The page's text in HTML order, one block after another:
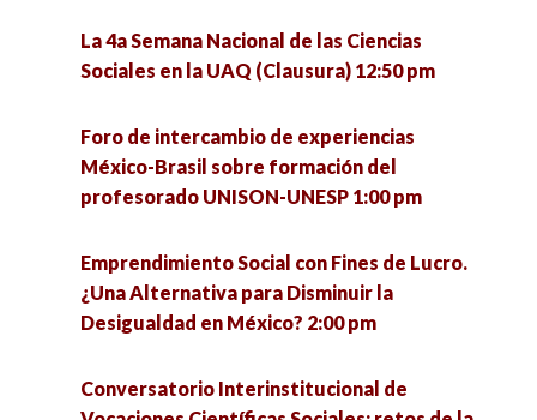
Conversatorio en torno a las experiencias de
defensa de la vida de la Comunidad Ecológica
Análisis de la implementación del acuerdo del
tercer país seguro en Guatemala 5:00 pm
La resiliencia como eje para enfrentar el futuro
desde las personas mayores (1) 5:00 pm
Metodología cualitativa, grupo de trabajo
colaborativo para la mejora de la gestión e
La media naranja: el mito del amor como
completud 4:00 pm
Migración en tiempos del COVID-19 4:00 pm
Un acercamiento básico a la perspectiva de
común? 4:00 pm
La 4a Semana Nacional de las Ciencias
Sociales en la UAQ (Clausura) 12:50 pm
Foro de intercambio de experiencias
México-Brasil sobre formación del
profesorado UNISON-UNESP 1:00 pm
Emprendimiento Social con Fines de Lucro.
¿Una Alternativa para Disminuir la
Desigualdad en México? 2:00 pm
Conversatorio Interinstitucional de